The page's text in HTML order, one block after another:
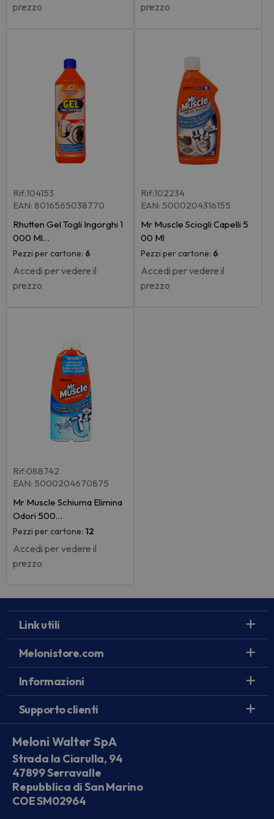
prezzo
prezzo
Rif:104153
EAN: 8016565038770
Rhutten Gel Togli Ingorghi 1
000 Ml…
Pezzi per cartone: 6
Accedi per vedere il
prezzo
Rif:102234
EAN: 5000204316155
Mr Muscle Sciogli Capelli 5
00 Ml
Pezzi per cartone: 6
Accedi per vedere il
prezzo
Rif:088742
EAN: 5000204670875
Mr Muscle Schiuma Elimina
Odori 500…
Pezzi per cartone: 12
Accedi per vedere il
prezzo
Link utili
Melonistore.com
Informazioni
Supporto clienti
Meloni Walter SpA
Strada la Ciarulla, 94
47899 Serravalle
Repubblica di San Marino
COE SM02964